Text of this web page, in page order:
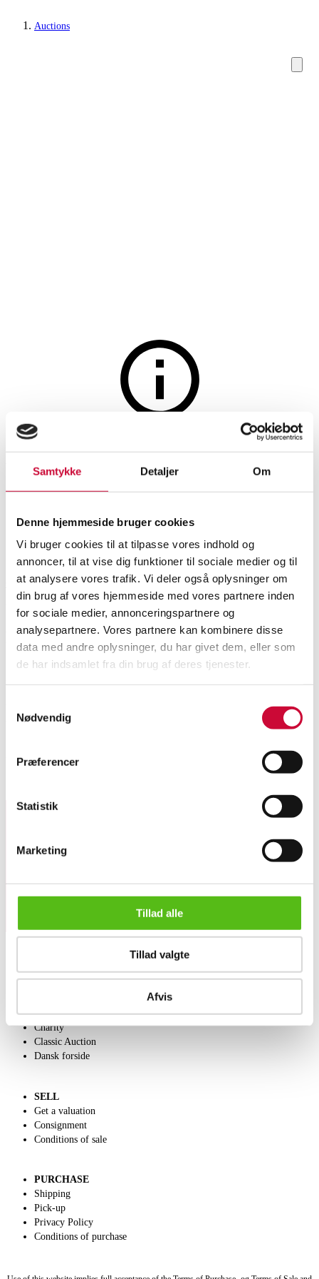
Samtykke Detaljer Om
Denne hjemmeside bruger cookies
Vi bruger cookies til at tilpasse vores indhold og
annoncer, til at vise dig funktioner til sociale medier og til
at analysere vores trafik. Vi deler også oplysninger om
din brug af vores hjemmeside med vores partnere inden
for sociale medier, annonceringspartnere og
analysepartnere. Vores partnere kan kombinere disse
data med andre oplysninger, du har givet dem, eller som
de har indsamlet fra din brug af deres tjenester.
Nødvendig
Præferencer
Statistik
Marketing
Tillad alle
Tillad valgte
Afvis
Auctions
Other furniture
Wall-hung display cabinet, black lacquered.
Wall-hung display cabinet,
black lacquered.
SHOWROOM
Odense
ESTIMATE
DKK 1,300
ITEM NUMBER
6501130
VAT lot
Description
Wall-hung display cabinet, lacquered black, interior painted white, front
with two glass doors, behind which two fixed shelves, metal handles.
Sign up for our newsletter and receive news and offers
Call us +45 44509800
Charity
Classic Auction
Dansk forside
SELL
Get a valuation
Consignment
Conditions of sale
PURCHASE
Shipping
Pick-up
Privacy Policy
Conditions of purchase